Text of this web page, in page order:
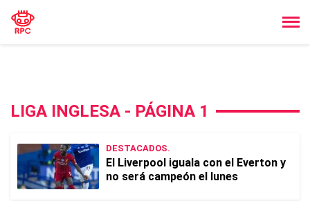
LIGA INGLESA - PÁGINA 1
DESTACADOS.
El Liverpool iguala con el Everton y
no será campeón el lunes